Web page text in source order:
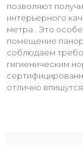
позволяют
интерьерного
метра . Это
помещение
соблюдаем
гигиеническим
отлично